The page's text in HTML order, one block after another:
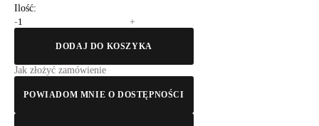
Ilość:
-
+
DODAJ DO KOSZYKA
Jak złożyć zamówienie
POWIADOM MNIE O DOSTĘPNOŚCI